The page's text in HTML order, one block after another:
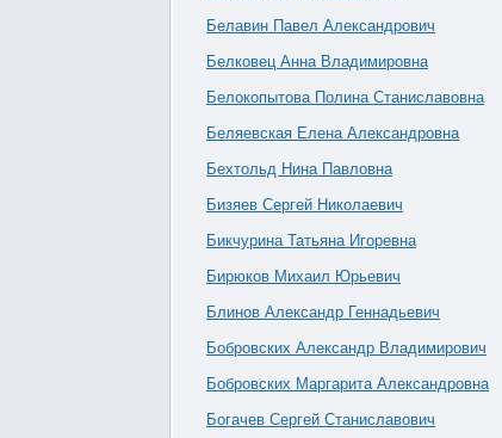
Белавин Павел Александрович
Белковец Анна Владимировна
Белокопытова Полина Станиславовна
Беляевская Елена Александровна
Бехтольд Нина Павловна
Бизяев Сергей Николаевич
Бикчурина Татьяна Игоревна
Бирюков Михаил Юрьевич
Блинов Александр Геннадьевич
Бобровских Александр Владимирович
Бобровских Маргарита Александровна
Богачев Сергей Станиславович